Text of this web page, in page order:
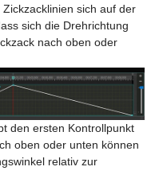
sich auf der
sich die Drehrichtung
nach oben oder
den ersten Kontrollpunkt
oben oder unten können
relativ zur